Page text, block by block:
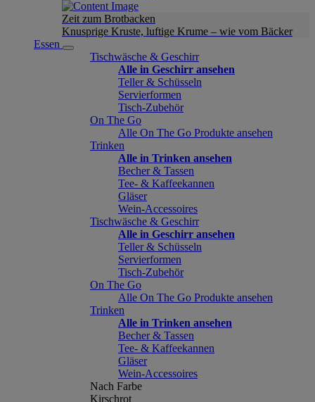
Zeit zum Brotbacken
Knusprige Kruste, luftige Krume – wie vom Bäcker
Essen
Tischwäsche & Geschirr
Alle in Geschirr ansehen
Teller & Schüsseln
Servierformen
Tisch-Zubehör
On The Go
Alle On The Go Produkte ansehen
Trinken
Alle in Trinken ansehen
Becher & Tassen
Tee- & Kaffeekannen
Gläser
Wein-Accessoires
Tischwäsche & Geschirr
Alle in Geschirr ansehen
Teller & Schüsseln
Servierformen
Tisch-Zubehör
On The Go
Alle On The Go Produkte ansehen
Trinken
Alle in Trinken ansehen
Becher & Tassen
Tee- & Kaffeekannen
Gläser
Wein-Accessoires
Nach Farbe
Kirschrot